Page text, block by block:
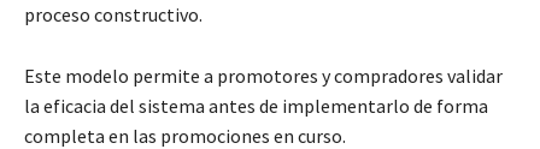
proceso constructivo.
Este modelo permite a promotores y compradores validar
la eficacia del sistema antes de implementarlo de forma
completa en las promociones en curso.